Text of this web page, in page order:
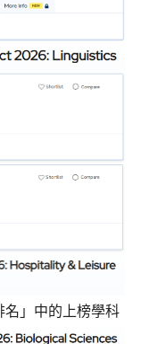
」中的上榜學科